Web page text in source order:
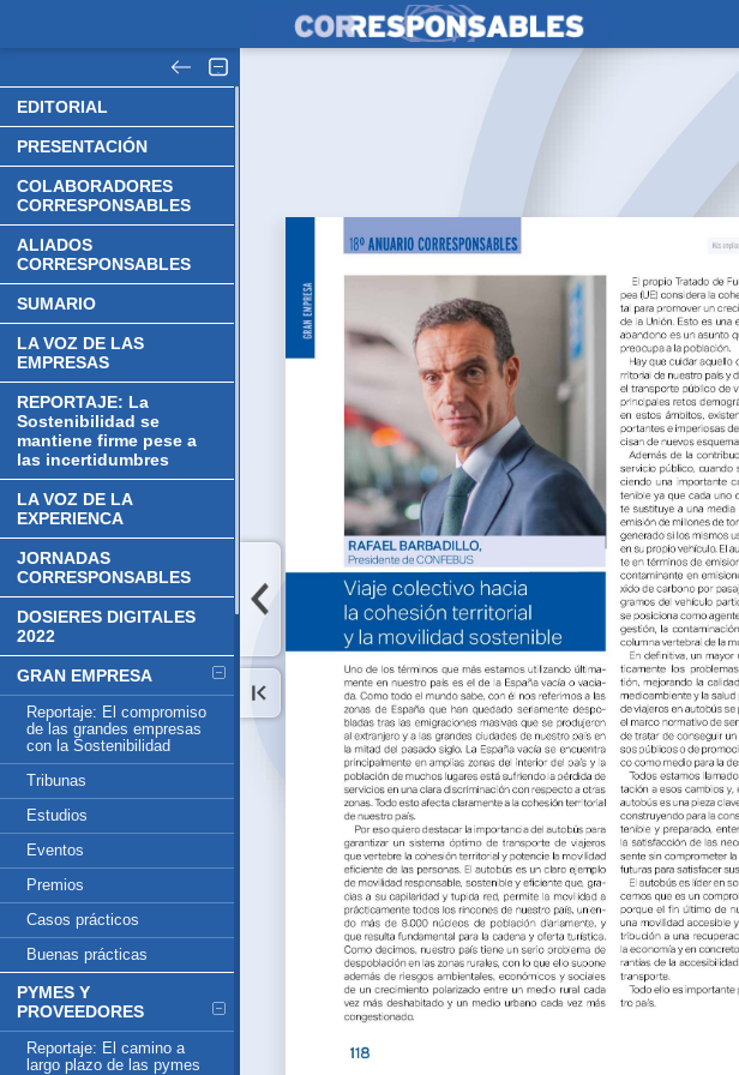
EDITORIAL
PRESENTACIÓN
COLABORADORES
CORRESPONSABLES
ALIADOS
CORRESPONSABLES
SUMARIO
LA VOZ DE LAS
EMPRESAS
REPORTAJE: La
Sostenibilidad se
mantiene firme pese a
las incertidumbres
LA VOZ DE LA
EXPERIENCA
JORNADAS
CORRESPONSABLES
DOSIERES DIGITALES
2022
GRAN EMPRESA
Reportaje: El compromiso
de las grandes empresas
con la Sostenibilidad
Tribunas
Estudios
Eventos
Premios
Casos prácticos
Buenas prácticas
PYMES Y
PROVEEDORES
Reportaje: El camino a
largo plazo de las pymes